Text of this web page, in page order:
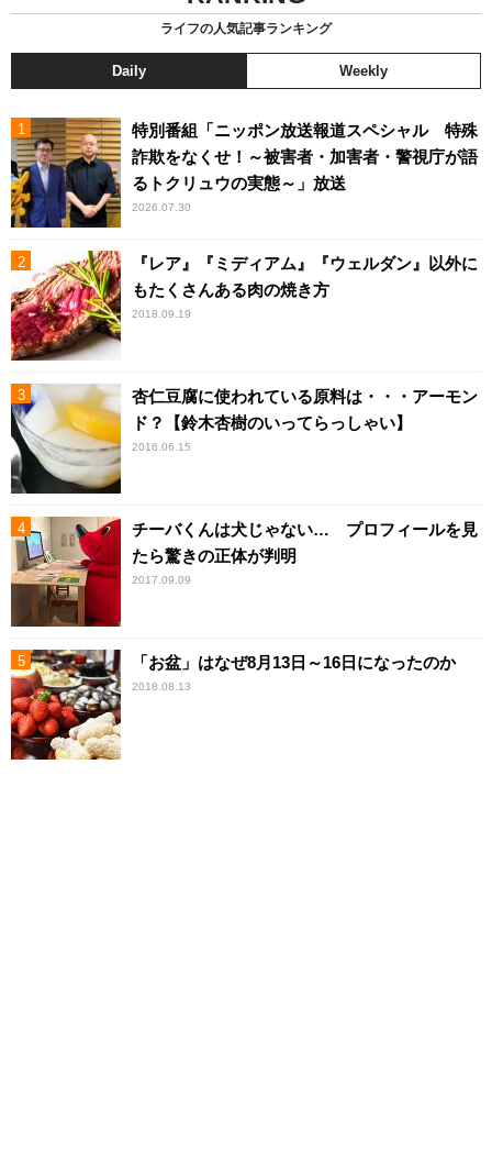
ライフの人気記事ランキング
Daily Weekly
特別番組「ニッポン放送報道スペシャル 特殊
詐欺をなくせ！～被害者・加害者・警視庁が語
るトクリュウの実態～」放送
2026.07.30
『レア』『ミディアム』『ウェルダン』以外に
もたくさんある肉の焼き方
2018.09.19
杏仁豆腐に使われている原料は・・・アーモン
ド？【鈴木杏樹のいってらっしゃい】
2016.06.15
チーバくんは犬じゃない… プロフィールを見
たら驚きの正体が判明
2017.09.09
「お盆」はなぜ8月13日～16日になったのか
2018.08.13